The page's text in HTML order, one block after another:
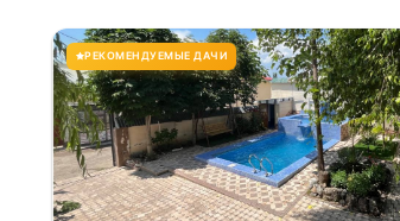
РЕКОМЕНДУЕМЫЕ ДАЧИ